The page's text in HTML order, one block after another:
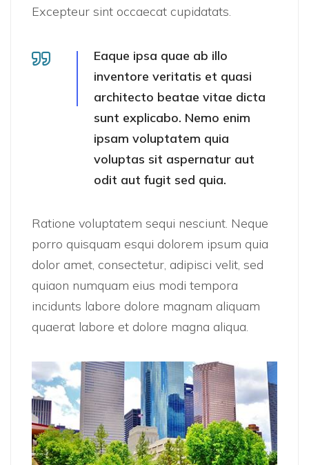
Excepteur sint occaecat cupidatats.
Eaque ipsa quae ab illo
inventore veritatis et quasi
architecto beatae vitae dicta
sunt explicabo. Nemo enim
ipsam voluptatem quia
voluptas sit aspernatur aut
odit aut fugit sed quia.
Ratione voluptatem sequi nesciunt. Neque
porro quisquam esqui dolorem ipsum quia
dolor amet, consectetur, adipisci velit, sed
quiaon numquam eius modi tempora
incidunts labore dolore magnam aliquam
quaerat labore et dolore magna aliqua.